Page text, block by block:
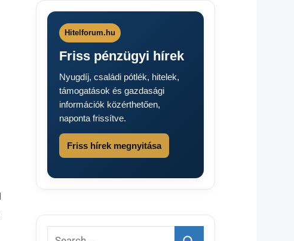
Hitelforum.hu
Friss pénzügyi hírek
Nyugdíj, családi pótlék, hitelek,
támogatások és gazdasági
információk közérthetően,
naponta frissítve.
Friss hírek megnyitása
Search